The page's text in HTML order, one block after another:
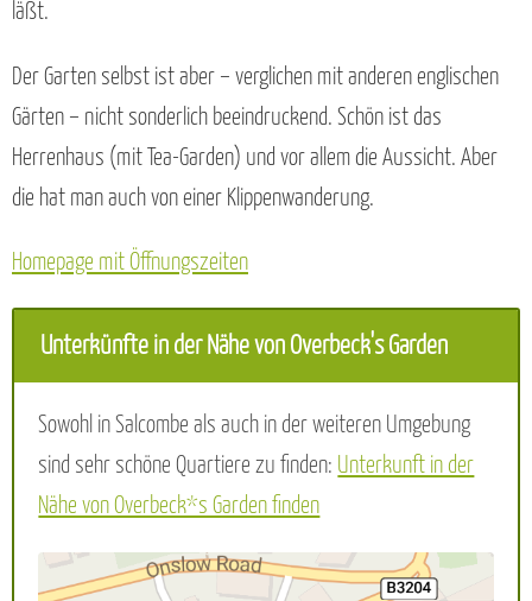
läßt.
Der Garten selbst ist aber – verglichen mit anderen englischen
Gärten – nicht sonderlich beeindruckend. Schön ist das
Herrenhaus (mit Tea-Garden) und vor allem die Aussicht. Aber
die hat man auch von einer Klippenwanderung.
Homepage mit Öffnungszeiten
Unterkünfte in der Nähe von Overbeck's Garden
Sowohl in Salcombe als auch in der weiteren Umgebung
sind sehr schöne Quartiere zu finden: Unterkunft in der
Nähe von Overbeck*s Garden finden